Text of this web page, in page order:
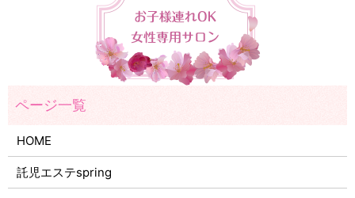
HOME
託児エステspring